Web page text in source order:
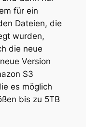
für ein
Dateien, die
wurden,
die neue
Version
S3
es möglich
bis zu 5TB